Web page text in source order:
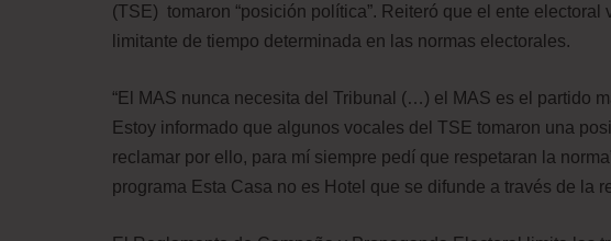
(TSE) tomaron “posición política”. Reiteró que el ente
limitante de tiempo determinada en las normas electorales.
“El MAS nunca necesita del Tribunal (…) el MAS es el partido
Estoy informado que algunos vocales del TSE tomaron una
reclamar por ello, para mí siempre pedí que respetaran la
programa Esta Casa no es Hotel que se difunde a través de la